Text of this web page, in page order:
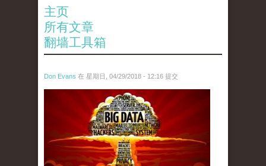
主页
所有文章
翻墙工具箱
Don Evans 在 星期日, 04/29/2018 - 12:16 提交